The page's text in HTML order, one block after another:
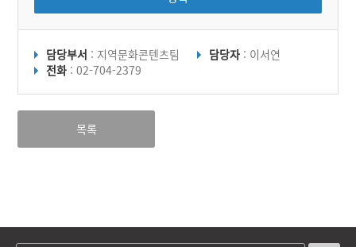
담당부서 : 지역문화콘텐츠팀 담당자 : 이서연
전화 : 02-704-2379
목록